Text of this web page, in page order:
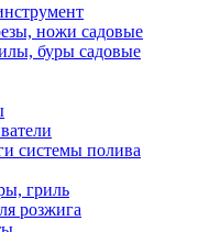
ножи садовые
буры садовые
системы полива
гриль
розжига